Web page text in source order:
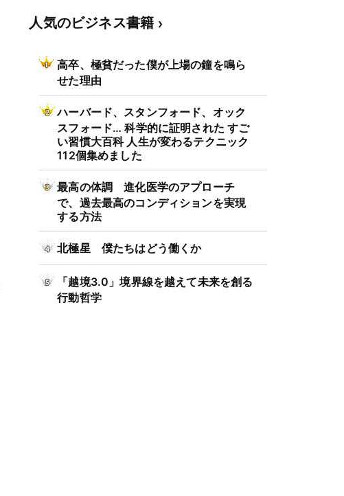
人気のビジネス書籍
高卒、極貧だった僕が上場の鐘を鳴ら
せた理由
ハーバード、スタンフォード、オック
スフォード… 科学的に証明された すご
い習慣大百科 人生が変わるテクニック
112個集めました
最高の体調 進化医学のアプローチ
で、過去最高のコンディションを実現
する方法
北極星 僕たちはどう働くか
「越境3.0」境界線を越えて未来を創る
行動哲学